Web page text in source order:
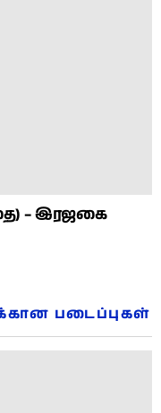
– இரஜகை
படைப்புகள்